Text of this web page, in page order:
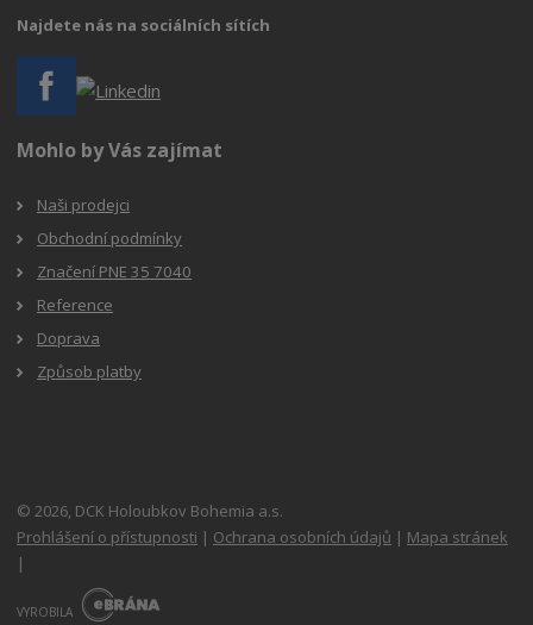
Najdete nás na sociálních sítích
Mohlo by Vás zajímat
Naši prodejci
Obchodní podmínky
Značení PNE 35 7040
Reference
Doprava
Způsob platby
© 2026, DCK Holoubkov Bohemia a.s.
Prohlášení o přístupnosti | Ochrana osobních údajů | Mapa stránek
|
VYROBILA